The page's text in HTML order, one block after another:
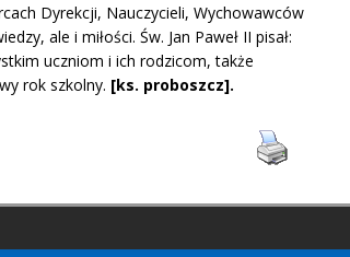
Dyrekcji, Nauczycieli, Wychowawców
ale i miłości. Św. Jan Paweł II pisał:
uczniom i ich rodzicom, także
rok szkolny. [ks. proboszcz].